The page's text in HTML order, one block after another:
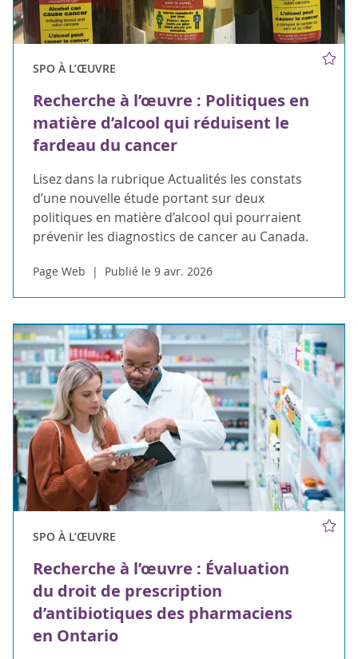
SPO À L’ŒUVRE
Recherche à l’œuvre : Politiques en
matière d’alcool qui réduisent le
fardeau du cancer
Lisez dans la rubrique Actualités les constats
d’une nouvelle étude portant sur deux
politiques en matière d’alcool qui pourraient
prévenir les diagnostics de cancer au Canada.
Page Web Publié le 9 avr. 2026
SPO À L’ŒUVRE
Recherche à l’œuvre : Évaluation
du droit de prescription
d’antibiotiques des pharmaciens
en Ontario